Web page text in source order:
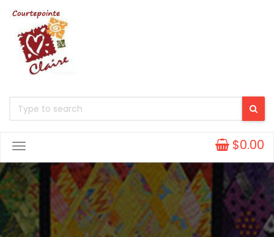
Toggle
Navigation
$0.00